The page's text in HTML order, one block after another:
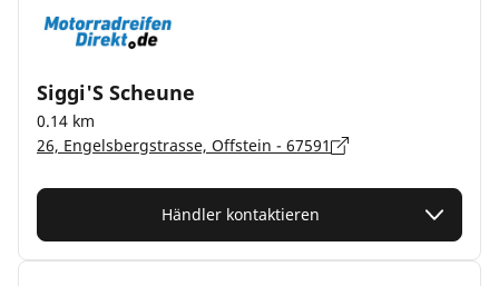
Siggi'S Scheune
0.14 km
26, Engelsbergstrasse, Offstein - 67591
Händler kontaktieren